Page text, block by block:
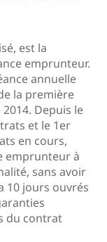
est la
emprunteur.
annuelle
la première
Depuis le
et le 1er
en cours,
emprunteur à
sans avoir
10 jours ouvrés
du contrat